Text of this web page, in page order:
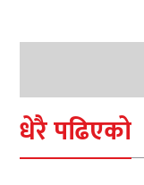
धेरै पढिएको